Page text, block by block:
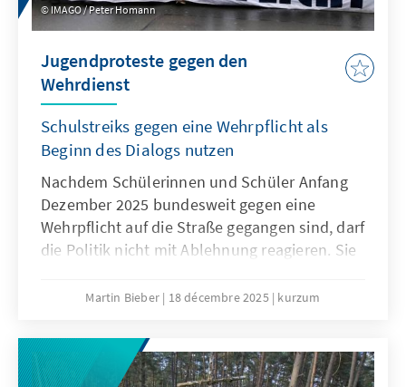
IMAGO / Peter Homann
Jugendproteste gegen den
Wehrdienst
Schulstreiks gegen eine Wehrpflicht als
Beginn des Dialogs nutzen
Nachdem Schülerinnen und Schüler Anfang
Dezember 2025 bundesweit gegen eine
Wehrpflicht auf die Straße gegangen sind, darf
die Politik nicht mit Ablehnung reagieren. Sie
jungen Generation offen begegnen. Nur wenn
Maßnahmen wie das
Wehrdienstmodernisierungsgesetz oder ein
Martin Bieber 18 décembre 2025 kurzum